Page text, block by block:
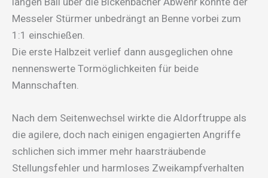
Messeler Stürmer unbedrängt an Benne vorbei zum
1:1 einschießen.
Die erste Halbzeit verlief dann ausgeglichen ohne
nennenswerte Tormöglichkeiten für beide
Mannschaften.
Nach dem Seitenwechsel wirkte die Aldorftruppe als
die agilere, doch nach einigen engagierten Angriffe
schlichen sich immer mehr haarsträubende
Stellungsfehler und harmloses Zweikampfverhalten